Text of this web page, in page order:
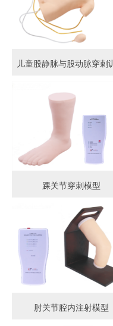
踝关节穿刺模型
肘关节腔内注射模型